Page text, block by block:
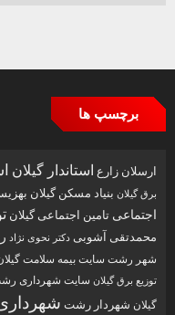
برچسپ ها
ارسلان زارع استاندار گیلان
برق گیلان بنیاد مسکن گیلان
اجتماعی تامین اجتماعی گیلان
محمدتقی آشوبی دکتر نحوی نژاد
شهر رشت سایت بیمه سلامت
توزیع برق گیلان سایت شهرداری
گیلان شهردار رشت